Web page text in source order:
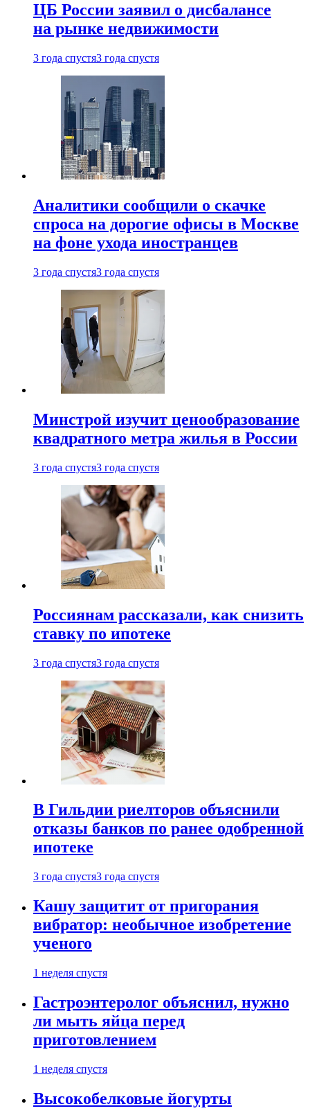
ЦБ России заявил о дисбалансе
на рынке недвижимости
3 года спустя3 года спустя
Аналитики сообщили о скачке
спроса на дорогие офисы в Москве
на фоне ухода иностранцев
3 года спустя3 года спустя
Минстрой изучит ценообразование
квадратного метра жилья в России
3 года спустя3 года спустя
Россиянам рассказали, как снизить
ставку по ипотеке
3 года спустя3 года спустя
В Гильдии риелторов объяснили
отказы банков по ранее одобренной
ипотеке
3 года спустя3 года спустя
Кашу защитит от пригорания
вибратор: необычное изобретение
ученого
1 неделя спустя
Гастроэнтеролог объяснил, нужно
ли мыть яйца перед
приготовлением
1 неделя спустя
Высокобелковые йогурты